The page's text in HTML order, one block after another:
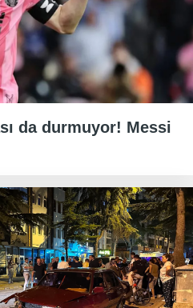
da durmuyor! Messi